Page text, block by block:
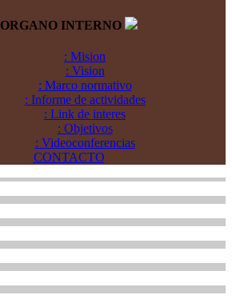
ORGANO INTERNO
: Mision
: Vision
: Marco normativo
: Informe de actividades
: Link de interes
: Objetivos
: Videoconferencias
CONTACTO